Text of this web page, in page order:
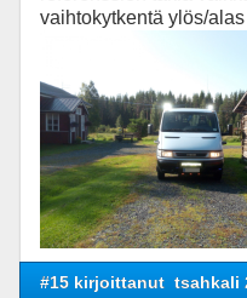
vaihtokytkentä ylös/alas
#15 kirjoittanut tsahkali